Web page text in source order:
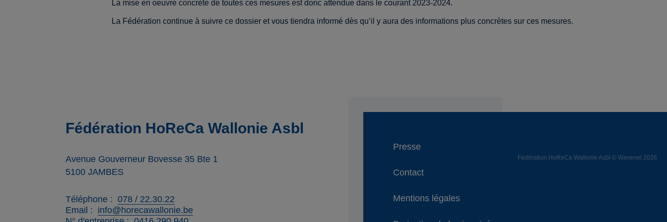
La mise en oeuvre concrète de toutes ces mesures est donc attendue dans le courant 2023-2024.
La Fédération continue à suivre ce dossier et vous tiendra informé dès qu’il y aura des informations plus concrètes sur ces mesures.
Fédération HoReCa Wallonie Asbl
Avenue Gouverneur Bovesse 35 Bte 1
5100 JAMBES
Téléphone
078 / 22.30.22
Email
info@horecawallonie.be
Presse
Contact
Mentions légales
Fédération HoReCa Wallonie Asbl © Wavenet 2026